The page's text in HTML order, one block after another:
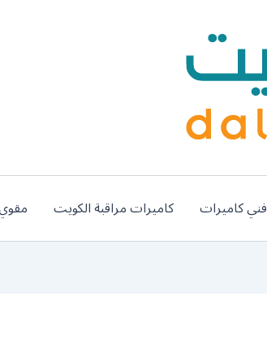
فني كاميرات كاميرات مراقبة الكويت